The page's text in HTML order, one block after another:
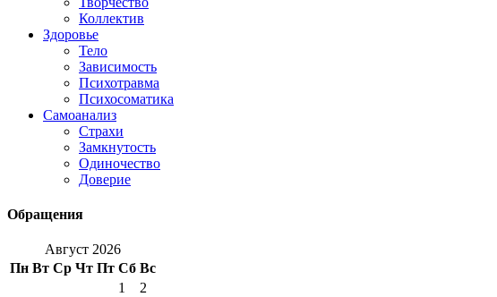
Коллектив
Здоровье
Тело
Зависимость
Психотравма
Психосоматика
Самоанализ
Страхи
Замкнутость
Одиночество
Доверие
Обращения
Август 2026
Пн Вт Ср Чт Пт Сб Вс
1
2